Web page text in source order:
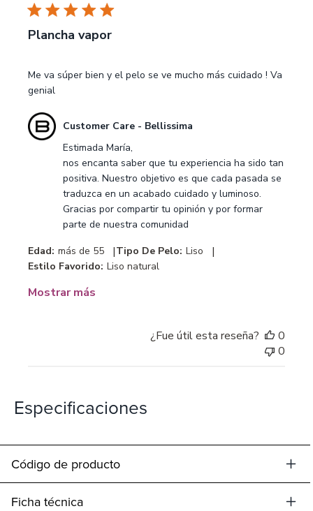
Plancha vapor
Me va súper bien y el pelo se ve mucho más cuidado ! Va
genial
Comentarios
del
propietario
realizada
por
Customer
2026
Customer Care - Bellissima
Estimada María,
nos encanta saber que tu experiencia ha sido tan
positiva. Nuestro objetivo es que cada pasada se
traduzca en un acabado cuidado y luminoso.
Gracias por compartir tu opinión y por formar
parte de nuestra comunidad
Edad: más de 55 |Tipo De Pelo: Liso |
Estilo Favorido: Liso natural
Mostrar más
¿Fue útil esta reseña?
0
0
Especificaciones
Código de producto
Ficha técnica